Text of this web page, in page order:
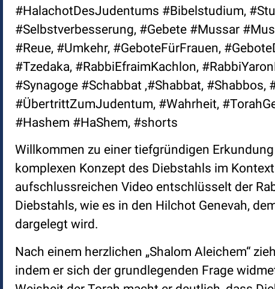
#HalachotDesJudentums #Bibelstudium,
#Selbstverbesserung, #Gebete #Mussar
#Reue, #Umkehr, #GeboteFürFrauen,
#Tzedaka, #RabbiEfraimKachlon,
#Synagoge #Schabbat ,#Shabbat,
#ÜbertrittZumJudentum, #Wahrheit,
#Hashem #HaShem, #shorts
Willkommen zu einer tiefgründigen
komplexen Konzept des Diebstahls im
aufschlussreichen Video entschlüsselt der
Diebstahls, wie es in den Hilchot Genevah,
dargelegt wird.
Nach einem herzlichen „Shalom Aleichem“
indem er sich der grundlegenden Frage